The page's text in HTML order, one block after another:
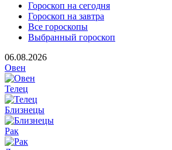
Гороскоп на сегодня
Гороскоп на завтра
Все гороскопы
Выбранный гороскоп
06.08.2026
Овен
Телец
Близнецы
Рак